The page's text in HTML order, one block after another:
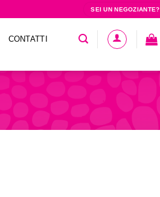
SEI UN NEGOZIANTE?
CONTATTI